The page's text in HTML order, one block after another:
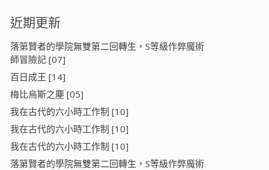
近期更新
落第賢者的學院無雙第二回轉生，S等級作弊魔術
師冒險記 [07]
百日成王 [14]
梅比烏斯之塵 [05]
我在古代的六小時工作制 [10]
我在古代的六小時工作制 [10]
我在古代的六小時工作制 [10]
落第賢者的學院無雙第二回轉生，S等級作弊魔術